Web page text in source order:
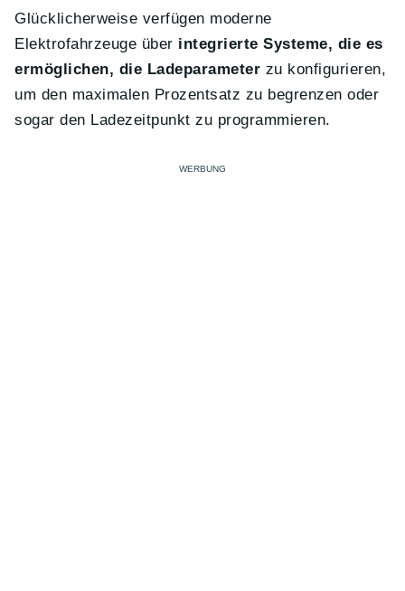
Glücklicherweise verfügen moderne
Elektrofahrzeuge über integrierte Systeme, die es
ermöglichen, die Ladeparameter zu konfigurieren,
um den maximalen Prozentsatz zu begrenzen oder
sogar den Ladezeitpunkt zu programmieren.